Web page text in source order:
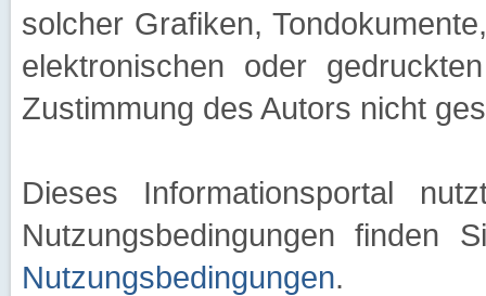
solcher Grafiken,
elektronischen oder
Zustimmung des Autors nicht
Dieses Informationsportal
Nutzungsbedingungen finden
Nutzungsbedingungen.